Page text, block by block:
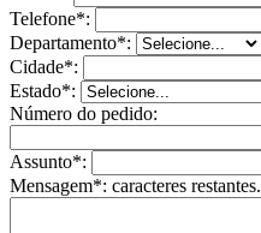
Telefone*:
Departamento*:
Cidade*:
Estado*:
Número do pedido:
Assunto*:
Mensagem*: caracteres restantes.